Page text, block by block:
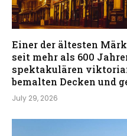
Einer der ältesten
seit mehr als 600
spektakulären
bemalten Decken und
July 29, 2026